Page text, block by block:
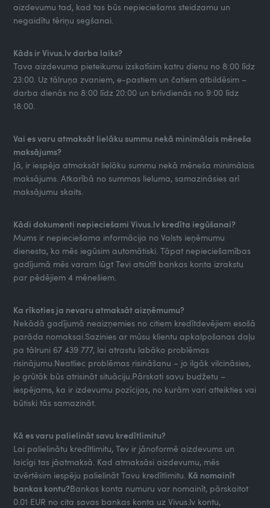
aizdevumu tad, kad tas būs nepieciešams steidzamu un
negaidītu tēriņu segšanai.
Kāds ir Vivus.lv darba laiks?
Tava aizdevuma pieteikumu izskatīsim katru dienu no 8:00 līdz
23:00. Uz tālruņa zvaniem, e-pastiem un čatiem atbildēsim –
darba dienās no 8:00 līdz 20:00 un brīvdienās no 9:00 līdz
18:00.
Vai es varu atmaksāt lielāku summu nekā minimālais mēneša
maksājums?
Jā, ir iespēja atmaksāt lielāku summu nekā mēneša minimālais
maksājums. Atkarībā no summas lieluma, samazināsies arī
maksājumu skaits.
Kādi dokumenti nepieciešami Vivus.lv kredīta iegūšanai?
Mums ir nepieciešama informācija no Valsts ieņēmumu
dienesta, ko mēs iegūsim automātiski. Tāpat nepieciešamības
gadījumā mēs varam lūgt Tevi atsūtīt bankas konta izrakstu
par pēdējiem 4 mēnešiem.
Ka rīkoties ja nevaru atmaksāt aizņēmumu?
Nekādā gadījumā neaizņemies no citiem kredītdevējiem esošā
parāda nomaksai.Sazinies ar mūsu klientu apkalpošanas daļu
pa tālruni 67 439 777, lai atrastu labāko problēmas
risinājumu.Neatliec problēmas risināšanu – jo ilgāk vilcināsies,
jo grūtāk būs atrisināt situāciju.Pārskati savu budžetu –
iespējams, ka ir izdevumu pozīcijas, no kurām vari atteikties vai
būtiski tās samazināt.
Kā es varu palielināt savu kredītlimitu?
Lai palielinātu kredītlimitu, Tev ir jānoformē aizdevums un
laicīgi tas jāatmaksā. Kad atmaksāsi aizdevumu, mēs
izvērtēsim iespēju palielināt Tavu kredītlimitu. Kā nomainīt
bankas kontu?Bankas konta numuru var nomainīt, pārskaitot
0.01 EUR no cita savas bankas konta uz Vivus.lv kontu,